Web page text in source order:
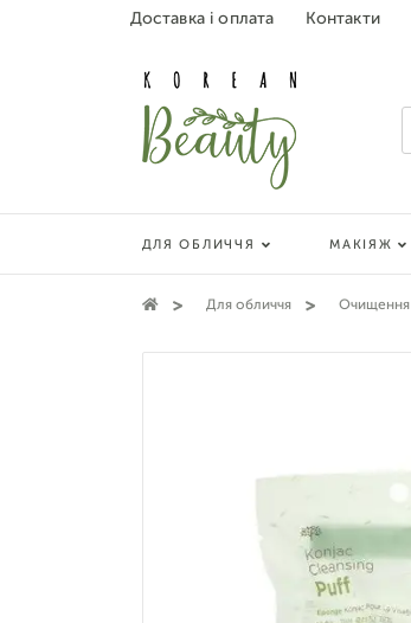
Доставка і оплата Контакти
ДЛЯ ОБЛИЧЧЯ МАКІЯЖ
Для обличчя Очищення